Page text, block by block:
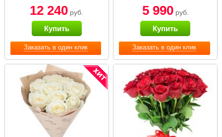
Заказать в один клик
12 240 руб.
Купить
Заказать в один клик
5 990руб.
Купить